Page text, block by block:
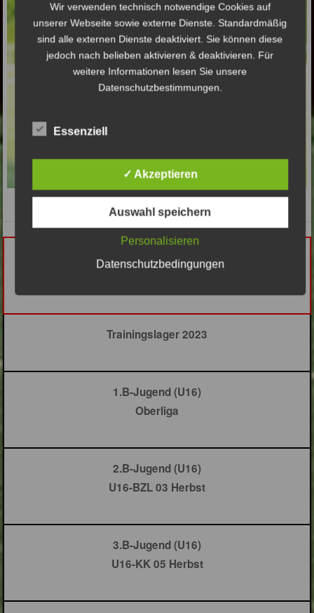
Fußballkonzept
Trainingslager 2023
1.B-Jugend (U16)
Oberliga
2.B-Jugend (U16)
U16-BZL 03 Herbst
3.B-Jugend (U16)
U16-KK 05 Herbst
Wir verwenden technisch notwendige Cookies auf
unserer Webseite sowie externe Dienste. Standardmäßig
sind alle externen Dienste deaktiviert. Sie können diese
jedoch nach belieben aktivieren & deaktivieren. Für
weitere Informationen lesen Sie unsere
Datenschutzbestimmungen.
Essenziell
✓ Akzeptieren
Auswahl speichern
Personalisieren
Datenschutzbedingungen